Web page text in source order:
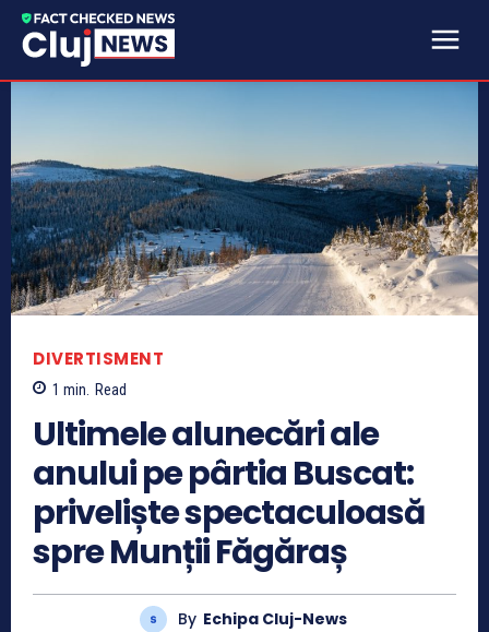
DIVERTISMENT
1 min. Read
Ultimele alunecări ale
anului pe pârtia Buscat:
priveliște spectaculoasă
spre Munții Făgăraș
By Echipa Cluj-News